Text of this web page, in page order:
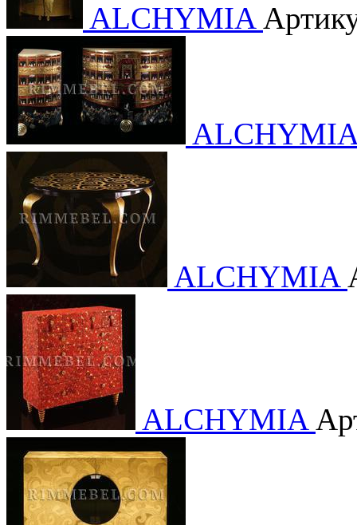
ALCHYMIA
ALCHYMIA
ALCHYMIA
ALCHYMIA